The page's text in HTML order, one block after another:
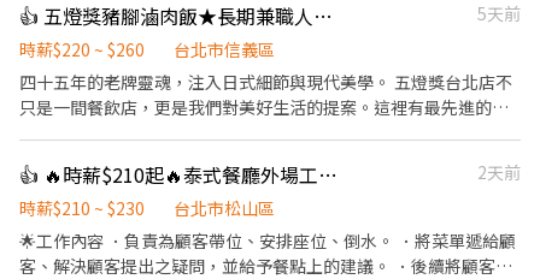
款待服務文化。 上班時間 A班 11 ：00 - 16 ：00 B班 18：00 - 23：
00 C班 23：00 - 02：30 （每週給班至少3日唷） 1. 熱鬧市中心地帶
2. 捷運站 好近好便利 3. 面試倘若通過 可立即安排上工 面試地點：
台北市中正區臨沂街3巷1號 網站參考： https://chikumo-
於面試時詳細說明 ◎請赴約面試者，攜帶履歷供主管當場審閱
👍 五燈獎豬腳滷肉飯★長期兼職人員【多門市擴大徵才中】
5天前
時薪$220 ~ $260
台北市信義區
​四十五年的老牌靈魂，注入日式細節與現代美學。 五燈獎台北店不
只是一間餐飲店，更是我們對美好生活的提案。這裡有最先進的自
康店】 與 【信義店】，7/1 我們正式進駐「台北 101」！ ​極致乾淨
環境： 顛覆傳統，這可能是你見過最整潔、無油煙的餐飲工作空
間。 ​科技輔助入職： 多種自動化設備，減輕體力負擔，分工明確讓
你輕鬆上手。 ​未來職涯規劃： 品牌正朝向國際化與多角化經營，這
👍 🔥時薪$210起🔥泰式餐廳外場工讀/急缺平日午班/供餐/彈性排班/長期/平日晚班/假日班
2天前
時薪$210 ~ $230
台北市松山區
🌟工作內容 ．負責為顧客帶位、安排座位、倒水。 ．將菜單遞給顧
客、解決顧客提出之疑問，並給予餐點上的建議。 ．後續將顧客點